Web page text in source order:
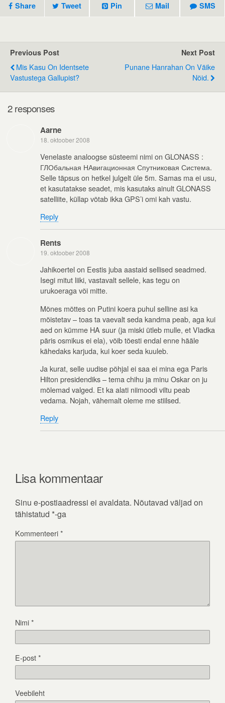
Share Tweet Pin Mail SMS
Previous Post
Mis Kasu On Identsete
Vastustega Gallupist?
Next Post
Punane Hanrahan On Väike
Nõid.
2 responses
Aarne
18. oktoober 2008
Venelaste analoogse süsteemi nimi on GLONASS :
ГЛОбальная НАвигационная Спутниковая Система.
Selle täpsus on hetkel julgelt üle 5m. Samas ma ei usu,
et kasutatakse seadet, mis kasutaks ainult GLONASS
satelliite, küllap võtab ikka GPS’i omi kah vastu.
Reply
Rents
19. oktoober 2008
Jahikoertel on Eestis juba aastaid sellised seadmed.
Isegi mitut liiki, vastavalt sellele, kas tegu on
urukoeraga või mitte.
Mõnes mõttes on Putini koera puhul selline asi ka
mõistetav – toas ta vaevalt seda kandma peab, aga kui
aed on kümme HA suur (ja miski ütleb mulle, et Vladka
päris osmikus ei ela), võib tõesti endal enne hääle
kähedaks karjuda, kui koer seda kuuleb.
Ja kurat, selle uudise põhjal ei saa ei mina ega Paris
Hilton presidendiks – tema chihu ja minu Oskar on ju
mõlemad valged. Et ka alati niimoodi viltu peab
vedama. Nojah, vähemalt oleme me stiilsed.
Reply
Lisa kommentaar
Sinu e-postiaadressi ei avaldata. Nõutavad väljad on
tähistatud *-ga
Kommenteeri*
Nimi*
E-post*
Veebileht